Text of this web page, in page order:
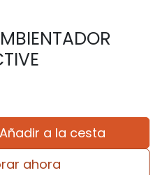
Añadir a la cesta
ahora